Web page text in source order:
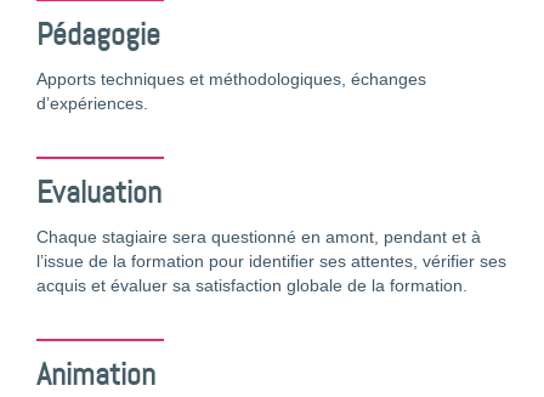
Pédagogie
Apports techniques et méthodologiques, échanges
d’expériences.
Evaluation
Chaque stagiaire sera questionné en amont, pendant et à
l’issue de la formation pour identifier ses attentes, vérifier ses
acquis et évaluer sa satisfaction globale de la formation.
Animation